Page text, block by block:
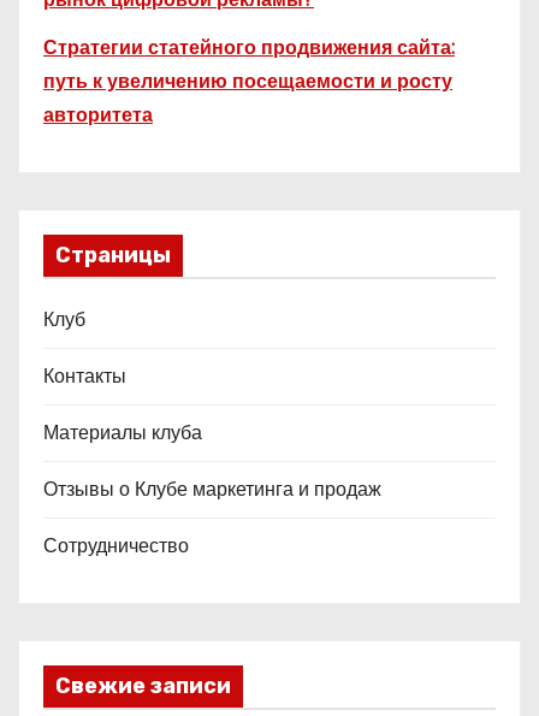
Стратегии статейного продвижения сайта:
путь к увеличению посещаемости и росту
авторитета
Страницы
Клуб
Контакты
Материалы клуба
Отзывы о Клубе маркетинга и продаж
Сотрудничество
Свежие записи